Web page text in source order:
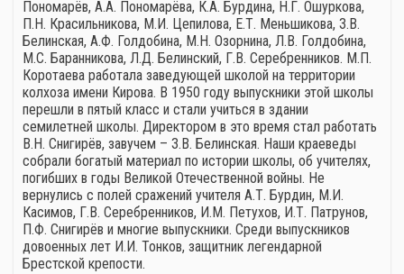
Пономарёв, А.А. Пономарёва, К.А. Бурдина, Н.Г. Ошуркова,
П.Н. Красильникова, М.И. Цепилова, Е.Т. Меньшикова, З.В.
Белинская, А.Ф. Голдобина, М.Н. Озорнина, Л.В. Голдобина,
М.С. Баранникова, Л.Д. Белинский, Г.В. Серебренников. М.П.
Коротаева работала заведующей школой на территории
колхоза имени Кирова. В 1950 году выпускники этой школы
перешли в пятый класс и стали учиться в здании
семилетней школы. Директором в это время стал работать
В.Н. Снигирёв, завучем – З.В. Белинская. Наши краеведы
собрали богатый материал по истории школы, об учителях,
погибших в годы Великой Отечественной войны. Не
вернулись с полей сражений учителя А.Т. Бурдин, М.И.
Касимов, Г.В. Серебренников, И.М. Петухов, И.Т. Патрунов,
П.Ф. Снигирёв и многие выпускники. Среди выпускников
довоенных лет И.И. Тонков, защитник легендарной
Брестской крепости.